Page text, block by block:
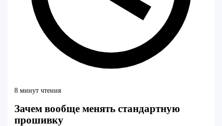
8 минут чтения
Зачем вообще менять стандартную
прошивку